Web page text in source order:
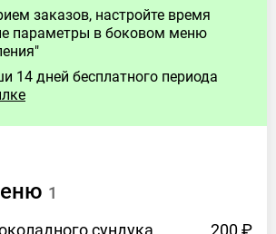
заказов, настройте время
параметры в боковом меню
14 дней бесплатного периода
1
сундука 200 ₽